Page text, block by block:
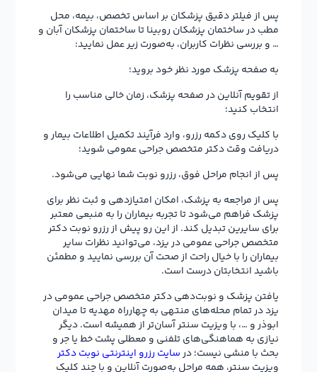
پس از فیلتر دقیق پزشکان بر اساس تخصص، بیمه، محل
مطب در ساختمان پزشکان روبینا تا ساختمان پزشکان آبان و
… و بررسی نظرات کاربران، به‌صورت زیر عمل نمایید:
به صفحه پزشک مورد نظر خود بروید؛
از تقویم آنلاین در صفحه پزشک، زمان خالی مناسب را
انتخاب کنید؛
با کلیک روی دکمه رزرو، وارد فرآیند تکمیل اطلاعات بیمار و
دریافت وقت دکتر متخصص جراحی عمومی شوید؛
پس از انجام مراحل فوق، رزرو نوبت شما نهایی می‌شود.
پس از مراجعه به پزشک، امکان امتیازدهی و ثبت نظر برای
پزشک فراهم می‌شود تا تجربه بیماران را به منبعی معتبر
برای سایرین تبدیل کند. از این رو پیش از رزرو نوبت دکتر
متخصص جراحی عمومی در یزد، می‌توانید نظرات سایر
بیماران را با خیال راحت از صحت آن بررسی نمایید و مطمئن
باشید انتخابتان درست است.
یافتن پزشک و نوبت‌دهی دکتر متخصص جراحی عمومی در
یزد در تمام محله‌های منتهی به چهارراه مهدیه تا میدان
ابوذر و …، با ویزیت سنتر آسان‌تر از همیشه است. دیگر
نیازی به هماهنگی‌های تلفنی و معطلی پشت خط یا جر و
بحث با منشی نیست؛ درسایت رزرو اینترنتی نوبت دکتر
ویزیت سنتر، همه مراحل به‌صورت آنلاین و با چند کلیک